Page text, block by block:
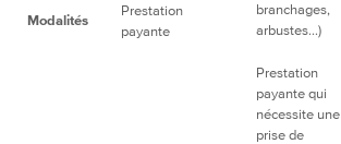
Modalités
Prestation
payante
branchages,
arbustes…)
Prestation
payante qui
nécessite une
prise de